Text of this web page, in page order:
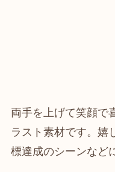
両手を上げて笑顔で
ラスト素材です。嬉
標達成のシーンなど